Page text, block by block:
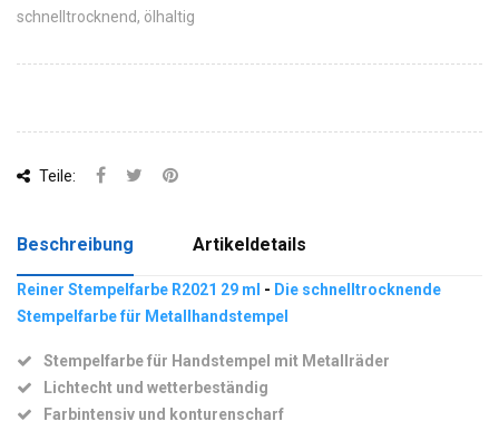
schnelltrocknend, ölhaltig
Teile:
Beschreibung Artikeldetails
Reiner Stempelfarbe R2021 29 ml - Die schnelltrocknende
Stempelfarbe für Metallhandstempel
Stempelfarbe für Handstempel mit Metallräder
Lichtecht und wetterbeständig
Farbintensiv und konturenscharf